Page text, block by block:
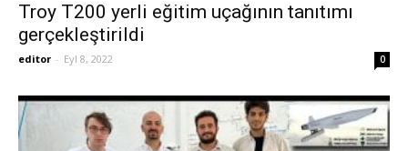
Troy T200 yerli eğitim uçağının tanıtımı
gerçekleştirildi
editor - Eyl 8, 2022 0